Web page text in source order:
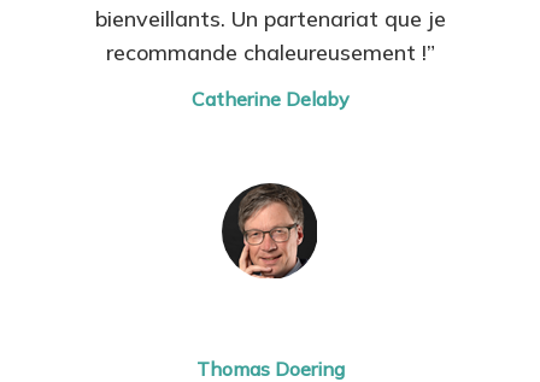
bienveillants. Un partenariat que je
recommande chaleureusement !”
Catherine Delaby
Thomas Doering